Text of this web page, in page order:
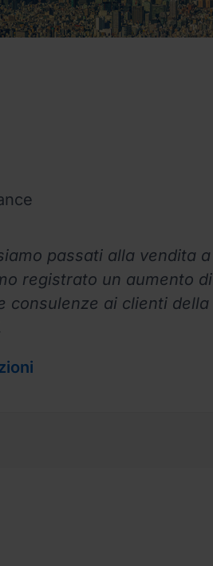
passati alla vendita a
registrato un aumento di
consulenze ai clienti della